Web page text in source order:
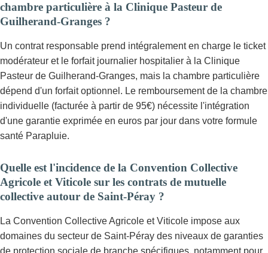
chambre particulière à la Clinique Pasteur de
Guilherand-Granges ?
Un contrat responsable prend intégralement en charge le ticket
modérateur et le forfait journalier hospitalier à la Clinique
Pasteur de Guilherand-Granges, mais la chambre particulière
dépend d'un forfait optionnel. Le remboursement de la chambre
individuelle (facturée à partir de 95€) nécessite l'intégration
d'une garantie exprimée en euros par jour dans votre formule
santé Parapluie.
Quelle est l'incidence de la Convention Collective
Agricole et Viticole sur les contrats de mutuelle
collective autour de Saint-Péray ?
La Convention Collective Agricole et Viticole impose aux
domaines du secteur de Saint-Péray des niveaux de garanties
de protection sociale de branche spécifiques, notamment pour